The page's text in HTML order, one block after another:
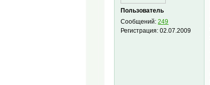
Пользователь
Сообщений:249
Регистрация:02.07.2009